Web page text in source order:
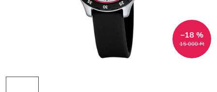
15 000 Ft
–18 %